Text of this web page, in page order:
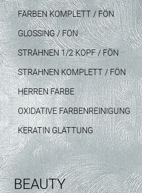
FÄRBEN KOMPLETT / FÖN
GLOSSING / FÖN
STRÄHNEN 1/2 KOPF / FÖN
STRÄHNEN KOMPLETT / FÖN
HERREN FARBE
OXIDATIVE FARBENREINIGUNG
KERATIN GLÄTTUNG
BEAUTY